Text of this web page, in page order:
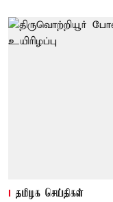
தமிழக செய்திகள்